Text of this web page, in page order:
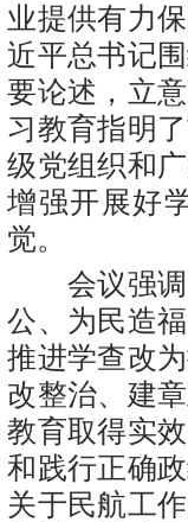
业提供有力
近平总书记
要论述，立
习教育指明
级党组织和
增强开展好
觉。
会议强调
公、为民造
推进学查改
改整治、建
教育取得实
和践行正确
关于民航工